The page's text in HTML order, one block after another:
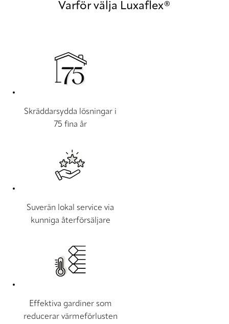
Varför välja Luxaflex®
Skräddarsydda lösningar i
75 fina år
Suverän lokal service via
kunniga återförsäljare
Effektiva gardiner som
reducerar värmeförlusten